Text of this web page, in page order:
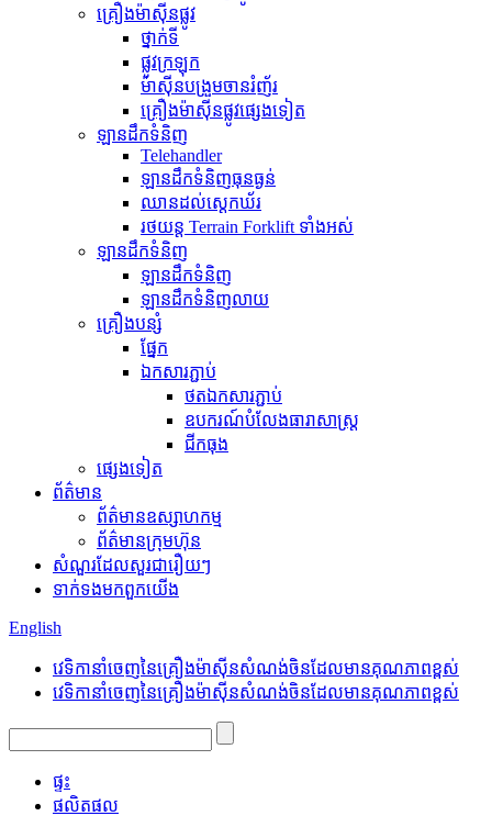
គ្រឿងម៉ាស៊ីនផ្លូវ
ថ្នាក់ទី
ផ្លូវក្រឡុក
ម៉ាស៊ីនបង្រួមចានរំញ័រ
គ្រឿងម៉ាស៊ីនផ្លូវផ្សេងទៀត
ឡានដឹកទំនិញ
Telehandler
ឡានដឹកទំនិញធុនធ្ងន់
ឈានដល់ស្តេកឃ័រ
រថយន្ត Terrain Forklift ទាំងអស់
ឡានដឹកទំនិញ
ឡានដឹកទំនិញ
ឡានដឹកទំនិញលាយ
គ្រឿងបន្សំ
ផ្នែក
ឯកសារភ្ជាប់
ថតឯកសារភ្ជាប់
ឧបករណ៍បំលែងធារាសាស្ត្រ
ជីកធុង
ផ្សេងទៀត
ព័ត៌មាន
ព័ត៌មានឧស្សាហកម្ម
ព័ត៌មានក្រុមហ៊ុន
សំណួរដែលសួរជារឿយៗ
ទាក់ទង​មក​ពួក​យើង
English
វេទិកានាំចេញនៃគ្រឿងម៉ាស៊ីនសំណង់ចិនដែលមានគុណភាពខ្ពស់
វេទិកានាំចេញនៃគ្រឿងម៉ាស៊ីនសំណង់ចិនដែលមានគុណភាពខ្ពស់
ផ្ទះ
ផលិតផល